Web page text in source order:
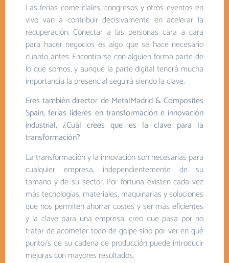
Las ferias comerciales, congresos y otros eventos en
vivo van a contribuir decisivamente en acelerar la
recuperación. Conectar a las personas cara a cara
para hacer negocios es algo que se hace necesario
cuanto antes. Encontrarse con alguien forma parte de
lo que somos, y aunque la parte digital tendrá mucha
importancia la presencial seguirá siendo la clave.
Eres también director de MetalMadrid & Composites
Spain, ferias líderes en transformación e innovación
industrial, ¿Cuál crees que es la clave para la
transformación?
La transformación y la innovación son necesarias para
cualquier empresa, independientemente de su
tamaño y de su sector. Por fortuna existen cada vez
más tecnologías, materiales, maquinarias y soluciones
que nos permiten ahorrar costes y ser más eficientes
y la clave para una empresa, creo que pasa por no
tratar de acometer todo de golpe sino por ver en qué
punto/s de su cadena de producción puede introducir
mejoras con mayores resultados.